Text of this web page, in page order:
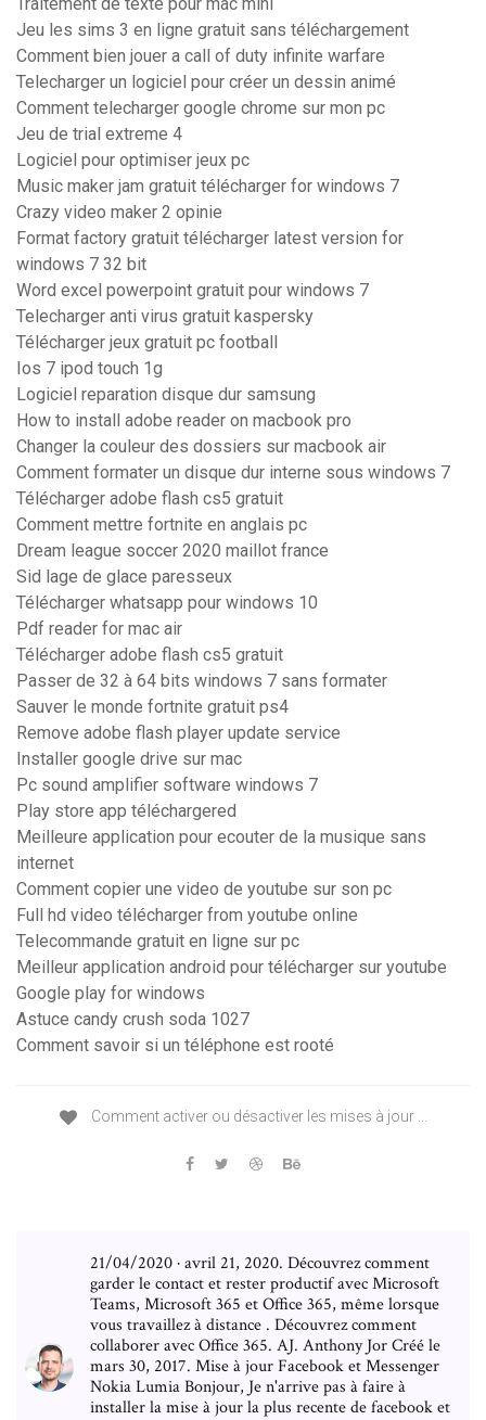
Traitement de texte pour mac mini
Jeu les sims 3 en ligne gratuit sans téléchargement
Comment bien jouer a call of duty infinite warfare
Telecharger un logiciel pour créer un dessin animé
Comment telecharger google chrome sur mon pc
Jeu de trial extreme 4
Logiciel pour optimiser jeux pc
Music maker jam gratuit télécharger for windows 7
Crazy video maker 2 opinie
Format factory gratuit télécharger latest version for
windows 7 32 bit
Word excel powerpoint gratuit pour windows 7
Telecharger anti virus gratuit kaspersky
Télécharger jeux gratuit pc football
Ios 7 ipod touch 1g
Logiciel reparation disque dur samsung
How to install adobe reader on macbook pro
Changer la couleur des dossiers sur macbook air
Comment formater un disque dur interne sous windows 7
Télécharger adobe flash cs5 gratuit
Comment mettre fortnite en anglais pc
Dream league soccer 2020 maillot france
Sid lage de glace paresseux
Télécharger whatsapp pour windows 10
Pdf reader for mac air
Télécharger adobe flash cs5 gratuit
Passer de 32 à 64 bits windows 7 sans formater
Sauver le monde fortnite gratuit ps4
Remove adobe flash player update service
Installer google drive sur mac
Pc sound amplifier software windows 7
Play store app téléchargered
Meilleure application pour ecouter de la musique sans
internet
Comment copier une video de youtube sur son pc
Full hd video télécharger from youtube online
Telecommande gratuit en ligne sur pc
Meilleur application android pour télécharger sur youtube
Google play for windows
Astuce candy crush soda 1027
Comment savoir si un téléphone est rooté
Comment activer ou désactiver les mises à jour ...
21/04/2020 · avril 21, 2020. Découvrez comment
garder le contact et rester productif avec Microsoft
Teams, Microsoft 365 et Office 365, même lorsque
vous travaillez à distance . Découvrez comment
collaborer avec Office 365. AJ. Anthony Jor Créé le
mars 30, 2017. Mise à jour Facebook et Messenger
Nokia Lumia Bonjour, Je n'arrive pas à faire à
installer la mise à jour la plus recente de facebook et